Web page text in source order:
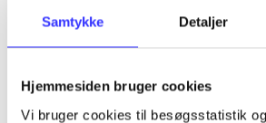
Samtykke Detaljer
Hjemmesiden bruger cookies
Vi bruger cookies til besøgsstatistik
Artikler
...